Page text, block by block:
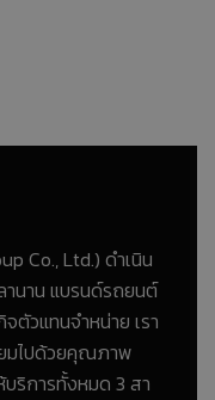
Co., Ltd.) ดำเนิน
านาน แบรนด์รถยนต์
ตัวแทนจำหน่าย เรา
มไปด้วยคุณภาพ
ริการทั้งหมด 3 สา